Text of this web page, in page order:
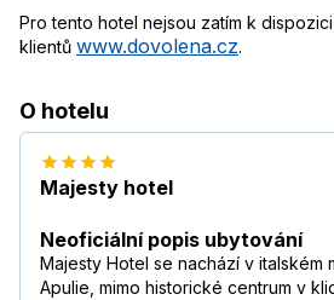
Pro tento hotel nejsou zatím k
klientů www.dovolena.cz.
O hotelu
Majesty hotel
Neoficiální popis ubytování
Majesty Hotel se nachází v italském
Apulie, mimo historické centrum v